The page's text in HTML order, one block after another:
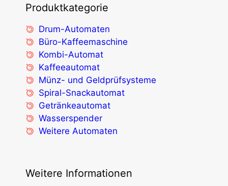
Produktkategorie
Drum-Automaten
Büro-Kaffeemaschine
Kombi-Automat
Kaffeeautomat
Münz- und Geldprüfsysteme
Spiral-Snackautomat
Getränkeautomat
Wasserspender
Weitere Automaten
Weitere Informationen